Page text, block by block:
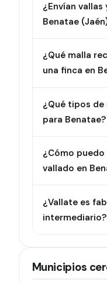
¿Envían
Benatae
¿Qué malla
una finca en
¿Qué tipos
para Benatae?
¿Cómo
vallado en
¿Vallate es
intermediario?
Municipios